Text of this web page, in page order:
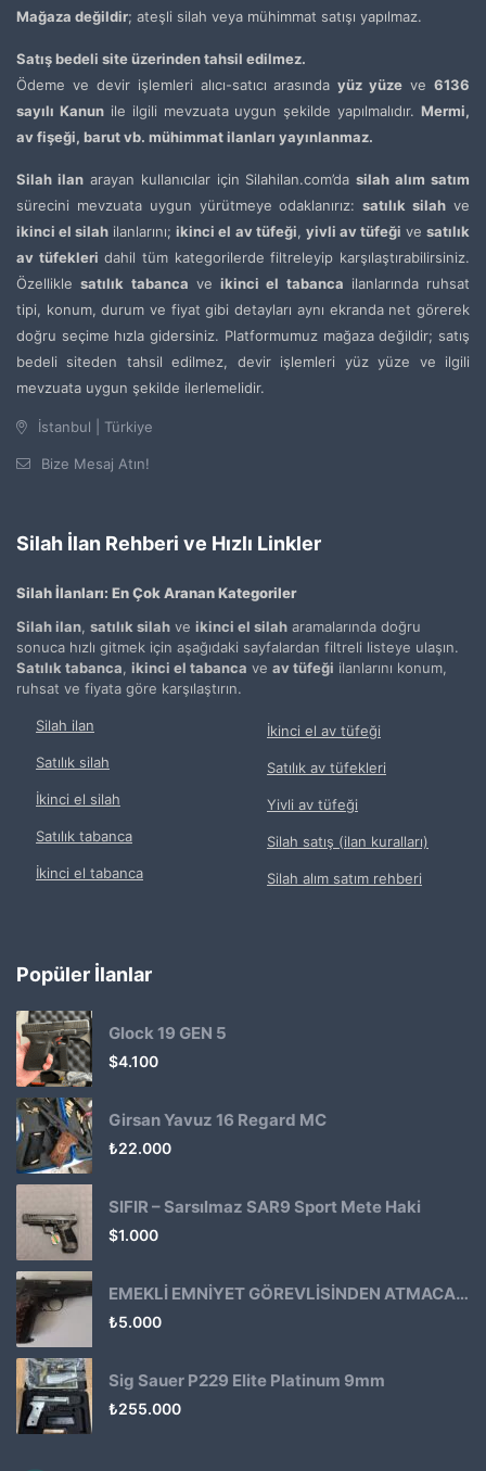
Mağaza değildir; ateşli silah veya mühimmat satışı yapılmaz.
Satış bedeli site üzerinden tahsil edilmez.
Ödeme ve devir işlemleri alıcı-satıcı arasındayüz yüze ve6136
sayılı Kanunile ilgili mevzuata uygun şekilde yapılmalıdır. Mermi,
av fişeği, barut vb. mühimmat ilanları yayınlanmaz.
Silah ilanarayan kullanıcılar için Silahilan.com’dasilah alım satım
sürecini mevzuata uygun yürütmeye odaklanırız:satılık silah ve
ikinci el silah ilanlarını;ikinci el av tüfeği, yivli av tüfeği vesatılık
av tüfekleri dahil tüm kategorilerde filtreleyip karşılaştırabilirsiniz.
Özelliklesatılık tabanca ve ikinci el tabanca ilanlarında ruhsat
tipi, konum, durum ve fiyat gibi detayları aynı ekranda net görerek
doğru seçime hızla gidersiniz. Platformumuz mağaza değildir; satış
bedeli siteden tahsil edilmez, devir işlemleri yüz yüze ve ilgili
mevzuata uygun şekilde ilerlemelidir.
İstanbul | Türkiye
Bize Mesaj Atın!
Silah İlan Rehberi ve Hızlı Linkler
Silah İlanları: En Çok Aranan Kategoriler
Silah ilan satılık silah ve ikinci el silah aramalarında doğru
sonuca hızlı gitmek için aşağıdaki sayfalardan filtreli listeye ulaşın.
Satılık tabanca ikinci el tabanca ve av tüfeği ilanlarını konum,
ruhsat ve fiyata göre karşılaştırın.
Silah ilan
Satılık silah
İkinci el silah
Satılık tabanca
İkinci el tabanca
İkinci el av tüfeği
Satılık av tüfekleri
Yivli av tüfeği
Silah satış (ilan kuralları)
Silah alım satım rehberi
Popüler İlanlar
Glock 19 GEN 5
$4.100
Girsan Yavuz 16 Regard MC
₺22.000
SIFIR – Sarsılmaz SAR9 Sport Mete Haki
$1.000
EMEKLİ EMNİYET GÖREVLİSİNDEN ATMACA 53 KLASİK14
₺5.000
Sig Sauer P229 Elite Platinum 9mm
₺255.000